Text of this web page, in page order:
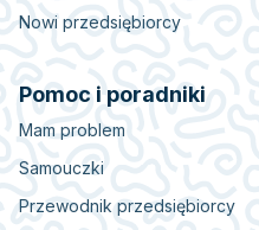
Nowi przedsiębiorcy
Pomoc i poradniki
Mam problem
Samouczki
Przewodnik przedsiębiorcy